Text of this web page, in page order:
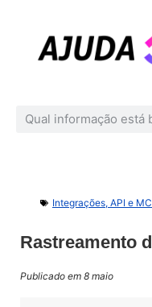
Integrações, API e
Rastreamento
Publicado em 8 maio